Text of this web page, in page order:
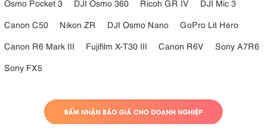
Osmo Pocket 3
DJI Osmo 360 Ricoh GR IV
DJI Mic 3
Canon C50
Nikon ZR DJI Osmo Nano
GoPro Lit Hero
Canon R6 Mark III
Fujifilm X-T30 III Canon R6V
Sony A7R6
Sony FX5